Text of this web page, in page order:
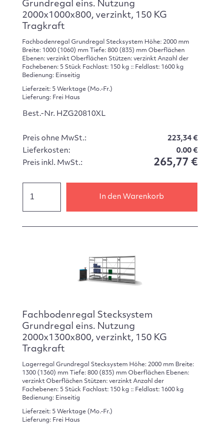
Grundregal eins. Nutzung
2000x1000x800, verzinkt, 150 KG
Tragkraft
Fachbodenregal Grundregal Stecksystem Höhe: 2000 mm
Breite: 1000 (1060) mm Tiefe: 800 (835) mm Oberflächen
Ebenen: verzinkt Oberflächen Stützen: verzinkt Anzahl der
Fachebenen: 5 Stück Fachlast: 150 kg :: Feldlast: 1600 kg
Bedienung: Einseitig
Lieferzeit: 5 Werktage (Mo.-Fr.)
Lieferung: Frei Haus
Best.-Nr. HZG20810XL
Preis ohne MwSt.:
223,34 €
Lieferkosten:
0.00 €
Preis inkl. MwSt.:
265,77 €
In den Warenkorb
Fachbodenregal Stecksystem
Grundregal eins. Nutzung
2000x1300x800, verzinkt, 150 KG
Tragkraft
Lagerregal Grundregal Stecksystem Höhe: 2000 mm Breite:
1300 (1360) mm Tiefe: 800 (835) mm Oberflächen Ebenen:
verzinkt Oberflächen Stützen: verzinkt Anzahl der
Fachebenen: 5 Stück Fachlast: 150 kg :: Feldlast: 1600 kg
Bedienung: Einseitig
Lieferzeit: 5 Werktage (Mo.-Fr.)
Lieferung: Frei Haus